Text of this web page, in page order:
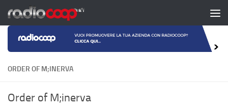
Salta al contenuto
ORDER OF M;INERVA
Order of M;inerva